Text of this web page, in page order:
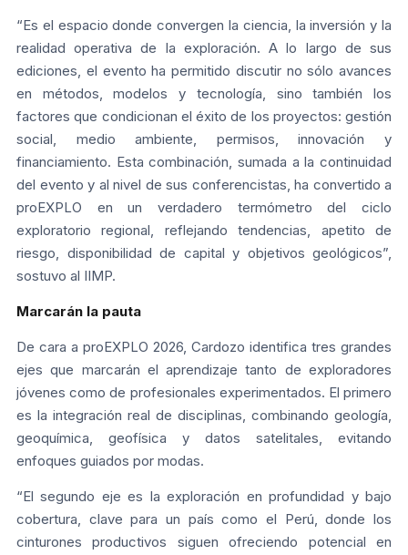
“Es el espacio donde convergen la ciencia, la inversión y la
realidad operativa de la exploración. A lo largo de sus
ediciones, el evento ha permitido discutir no sólo avances
en métodos, modelos y tecnología, sino también los
factores que condicionan el éxito de los proyectos: gestión
social, medio ambiente, permisos, innovación y
financiamiento. Esta combinación, sumada a la continuidad
del evento y al nivel de sus conferencistas, ha convertido a
proEXPLO en un verdadero termómetro del ciclo
exploratorio regional, reflejando tendencias, apetito de
riesgo, disponibilidad de capital y objetivos geológicos”,
sostuvo al IIMP.
Marcarán la pauta
De cara a proEXPLO 2026, Cardozo identifica tres grandes
ejes que marcarán el aprendizaje tanto de exploradores
jóvenes como de profesionales experimentados. El primero
es la integración real de disciplinas, combinando geología,
geoquímica, geofísica y datos satelitales, evitando
enfoques guiados por modas.
“El segundo eje es la exploración en profundidad y bajo
cobertura, clave para un país como el Perú, donde los
cinturones productivos siguen ofreciendo potencial en